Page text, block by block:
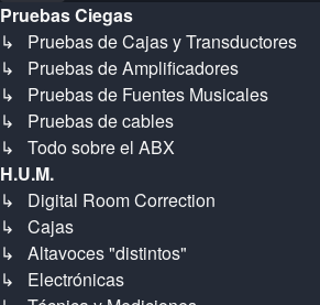
Pruebas Ciegas
↳ Pruebas de Cajas y Transductores
↳ Pruebas de Amplificadores
↳ Pruebas de Fuentes Musicales
↳ Pruebas de cables
↳ Todo sobre el ABX
H.U.M.
↳ Digital Room Correction
↳ Cajas
↳ Altavoces "distintos"
↳ Electrónicas